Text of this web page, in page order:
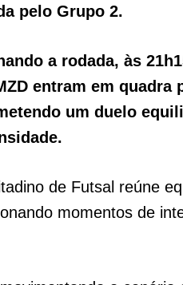
pelo Grupo 2.
a rodada, às
entram em quadra
um duelo
de Futsal reúne
momentos de